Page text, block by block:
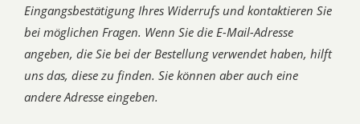
Eingangsbestätigung Ihres Widerrufs und kontaktieren Sie
bei möglichen Fragen. Wenn Sie die E-Mail-Adresse
angeben, die Sie bei der Bestellung verwendet haben, hilft
uns das, diese zu finden. Sie können aber auch eine
andere Adresse eingeben.